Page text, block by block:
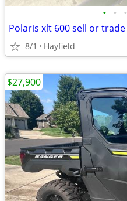
• • •
Polaris xlt 600 sell or trade
8/1 Hayfield
$27,900